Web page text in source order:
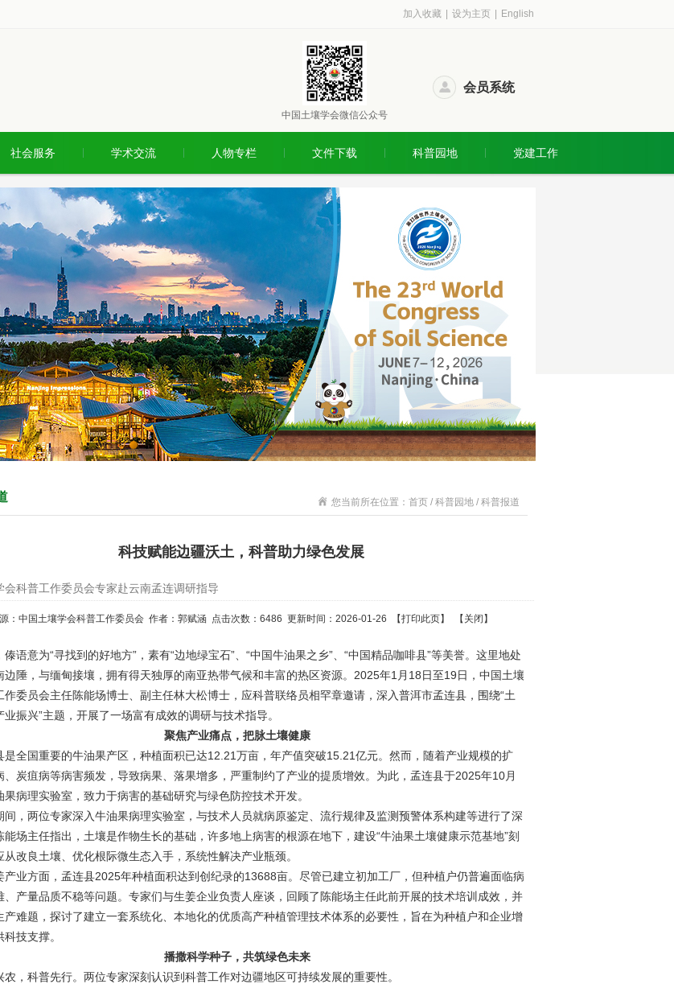
加入收藏 设为主页 English
会员系统
中国土壤学会微信公众号
社会服务 学术交流 人物专栏 文件下载 科普园地 党建工作
1
您当前所在位置：首页 / 科普园地 / 科普报道
科技赋能边疆沃土，科普助力绿色发展
会科普工作委员会专家赴云南孟连调研指导
：中国土壤学会科普工作委员会 作者：郭赋涵 点击次数： 6486 更新时间：2026-01-26 【打印此页】 【 关闭 】
傣语意为“寻找到的好地方”，素有“边地绿宝石”、“中国牛油果之乡”、“中国精品咖啡县”等美誉。这里地处
边陲，与缅甸接壤，拥有得天独厚的南亚热带气候和丰富的热区资源。2025年1月18日至19日，中国土壤
作委员会主任陈能场博士、副主任林大松博士，应科普联络员相罕章邀请，深入普洱市孟连县，围绕“土
业振兴”主题，开展了一场富有成效的调研与技术指导。
聚焦产业痛点，把脉土壤健康
是全国重要的牛油果产区，种植面积已达12.21万亩，年产值突破15.21亿元。然而，随着产业规模的扩
、炭疽病等病害频发，导致病果、落果增多，严重制约了产业的提质增效。为此，孟连县于2025年10月
果病理实验室，致力于病害的基础研究与绿色防控技术开发。
间，两位专家深入牛油果病理实验室，与技术人员就病原鉴定、流行规律及监测预警体系构建等进行了深
能场主任指出，土壤是作物生长的基础，许多地上病害的根源在地下，建设“牛油果土壤健康示范基地”刻
从改良土壤、优化根际微生态入手，系统性解决产业瓶颈。
产业方面，孟连县2025年种植面积达到创纪录的13688亩。尽管已建立初加工厂，但种植户仍普遍面临病
、产量品质不稳等问题。专家们与生姜企业负责人座谈，回顾了陈能场主任此前开展的技术培训成效，并
产难题，探讨了建立一套系统化、本地化的优质高产种植管理技术体系的必要性，旨在为种植户和企业增
技支撑。
播撒科学种子，共筑绿色未来
农，科普先行。两位专家深刻认识到科普工作对边疆地区可持续发展的重要性。